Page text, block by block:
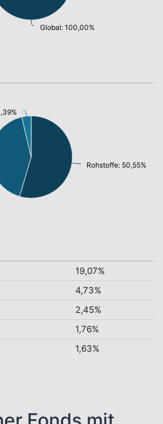
Global: 100,00%
Rohstoffe: 50,55%
19,07%
4,73%
2,45%
1,76%
1,63%